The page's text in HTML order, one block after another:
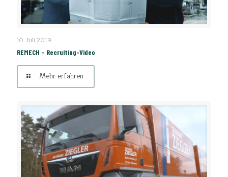
10. Juli 2019
REMECH – Recruiting-Video
Mehr erfahren